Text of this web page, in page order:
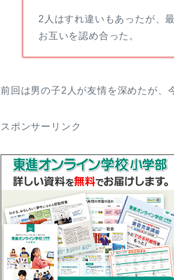
2人はすれ違いもあったが、
お互いを認め合った。
前回は男の子2人が友情を深めたが、
スポンサーリンク